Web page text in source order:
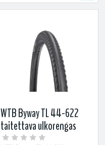
WTB Byway TL 44-622
taitettava ulkorengas
(Musta)